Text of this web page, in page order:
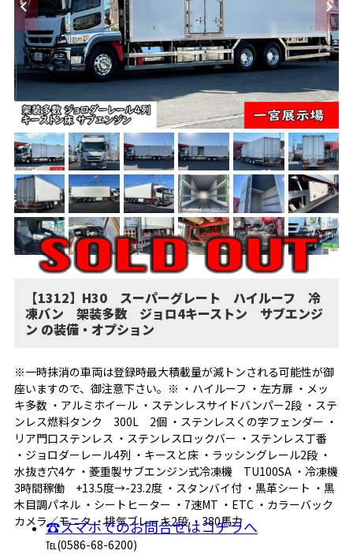
【1312】H30 スーパーグレート ハイルーフ 冷
凍バン 架装多数 ジョロ4キーストン サブエンジ
ン の装備・オプション
※一時抹消の車両は登録時最大積載量が減トンされる可能性が御
座いますので、御注意下さい。※ ・ハイルーフ ・左方扉 ・メッ
キ多数 ・アルミホイール ・ステンレスサイドバンパー2段 ・ステ
ンレス燃料タンク 300L 2個 ・ステンレスくの字フェンダー ・
リア門口ステンレス ・ステンレスロックバー ・ステンレス丁番
・ジョロダーレール4列 ・キースと床 ・ラッシングレール2段 ・
水抜き穴4ケ ・菱重製サブエンジン式冷凍機 TU100SA ・冷凍機
3時間稼働 +13.5度→-23.2度 ・スタンバイ付 ・黒革シート ・黒
木目調パネル ・シートヒーター ・7速MT ・ETC ・カラーバック
カメラ／モニタ ・排気ブレーキ2段 ・380馬力
☎スマホでのお問合せはコチラへ
℡(0586-68-6200)